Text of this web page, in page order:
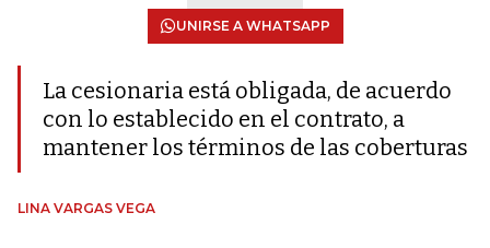
UNIRSE A WHATSAPP
La cesionaria está obligada, de acuerdo
con lo establecido en el contrato, a
mantener los términos de las coberturas
LINA VARGAS VEGA